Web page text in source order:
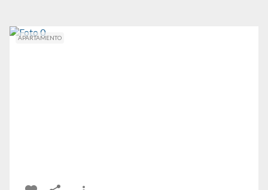
APARTAMENTO